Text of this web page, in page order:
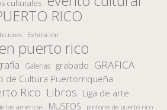
culturales
RICO
Exhibición
puerto rico
Galerias grabado GRAFICA
de Cultura Puertorriqueña
Rico Libros Liga de arte
las americas MUSEOS pintores de puerto rico